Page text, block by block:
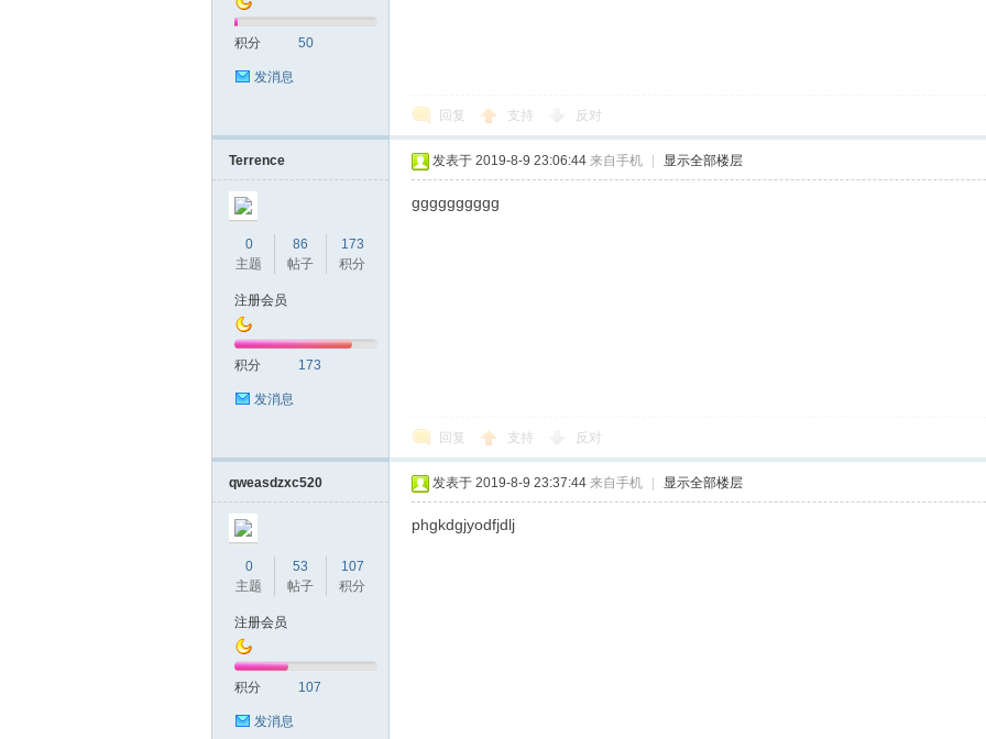
论
积分 50
发消息
回复 支持 反对
Terrence
0
主题
86
帖子
173
积分
注册会员
积分 173
发消息
发表于 2019-8-9 23:06:44 来自手机 显示全部楼层
gggggggggg
回复 支持 反对
qweasdzxc520
0
主题
53
帖子
107
积分
注册会员
积分 107
发消息
发表于 2019-8-9 23:37:44 来自手机 显示全部楼层
phgkdgjyodfjdlj